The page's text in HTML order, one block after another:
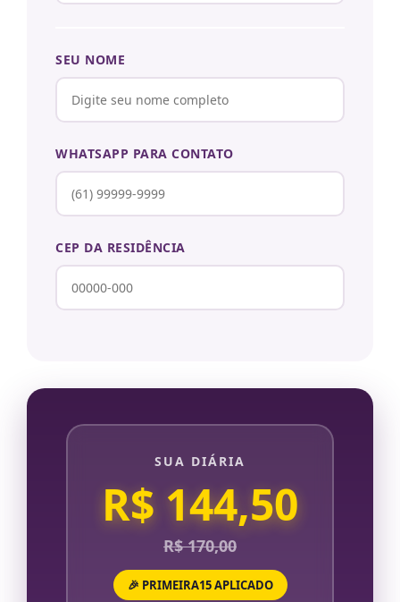
SEU NOME
WHATSAPP PARA CONTATO
CEP DA RESIDÊNCIA
SUA DIÁRIA
R$ 144,50
R$ 170,00
🎉 PRIMEIRA15 APLICADO